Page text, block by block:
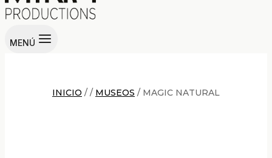
MENÚ
INICIO / / MUSEOS / MAGIC NATURAL